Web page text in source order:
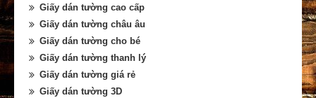
Giấy dán tường cao cấp
Giấy dán tường châu âu
Giấy dán tường cho bé
Giấy dán tường thanh lý
Giấy dán tường giá rẻ
Giấy dán tường 3D